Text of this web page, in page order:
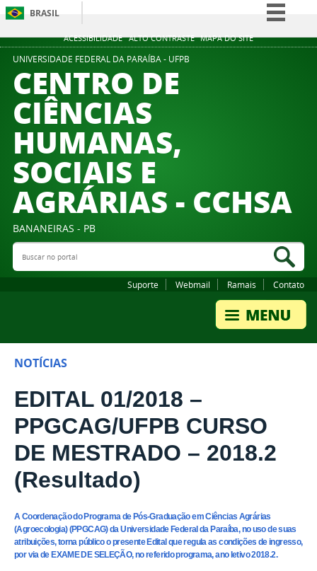
ACESSIBILIDADE ALTO CONTRASTE MAPA DO SITE
BRASIL
Simplifique!
UNIVERSIDADE FEDERAL DA PARAÍBA - UFPB
CENTRO DE
CIÊNCIAS
HUMANAS,
SOCIAIS E
AGRÁRIAS - CCHSA
BANANEIRAS - PB
Buscar no portal
Suporte Webmail Ramais Contato
NOTÍCIAS
EDITAL 01/2018 –
PPGCAG/UFPB CURSO
DE MESTRADO – 2018.2
(Resultado)
A Coordenação do Programa de Pós-Graduação em Ciências Agrárias
(Agroecologia) (PPGCAG) da Universidade Federal da Paraíba, no uso de suas
atribuições, torna público o presente Edital que regula as condições de ingresso,
por via de EXAME DE SELEÇÃO, no referido programa, ano letivo 2018.2.